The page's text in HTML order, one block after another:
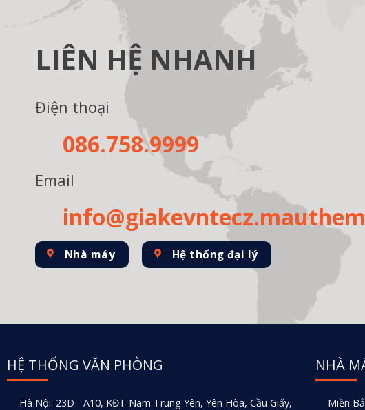
LIÊN HỆ NHANH
Điện thoại
086.758.9999
Email
Nhà máy Hệ thống đại lý
HỆ THỐNG VĂN PHÒNG
Hà Nội: 23D - A10, KĐT Nam Trung Yên, Yên Hòa, Cầu Giấy,
NHÀ
Miền